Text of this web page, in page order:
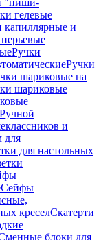
"пиши-
гелевые
капиллярные и
Ручки
Ручки
шариковые на
шариковые
Ручной
и
для
для настольных
Сейфы
креселСкатерти
блоки для